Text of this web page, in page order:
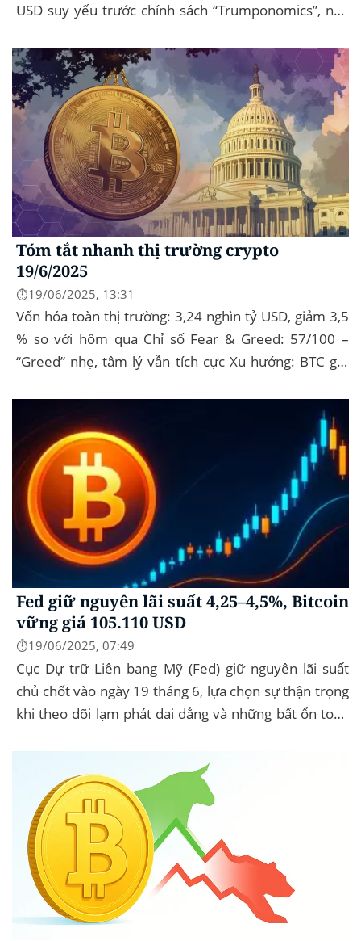
USD suy yếu trước chính sách “Trumponomics”, nhà
Tóm tắt nhanh thị trường crypto
19/6/2025
⏱️19/06/2025, 13:31
Vốn hóa toàn thị trường: 3,24 nghìn tỷ USD, giảm 3,5
% so với hôm qua Chỉ số Fear & Greed: 57/100 –
“Greed” nhẹ, tâm lý vẫn tích cực Xu hướng: BTC giữ
Fed giữ nguyên lãi suất 4,25–4,5%, Bitcoin
vững giá 105.110 USD
⏱️19/06/2025, 07:49
Cục Dự trữ Liên bang Mỹ (Fed) giữ nguyên lãi suất
chủ chốt vào ngày 19 tháng 6, lựa chọn sự thận trọng
khi theo dõi lạm phát dai dẳng và những bất ổn toàn